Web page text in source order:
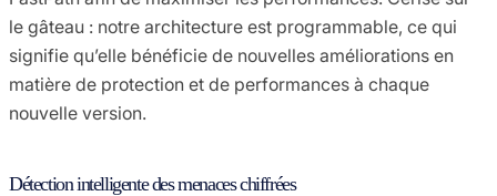
le gâteau : notre architecture est programmable, ce qui
signifie qu’elle bénéficie de nouvelles améliorations en
matière de protection et de performances à chaque
nouvelle version.
Détection intelligente des menaces chiffrées